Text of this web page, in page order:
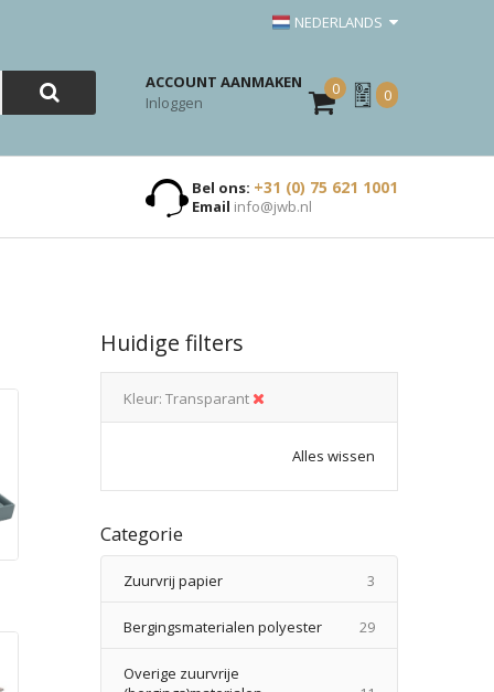
NEDERLANDS
ACCOUNT AANMAKEN
Inloggen
0
Mijn
Offerte
0
Bel ons: +31 (0) 75 621 1001
Email info@jwb.nl
Huidige filters
Kleur Transparant
Alles wissen
Categorie
Zuurvrij papier 3
Bergingsmaterialen polyester 29producten
Overige zuurvrije